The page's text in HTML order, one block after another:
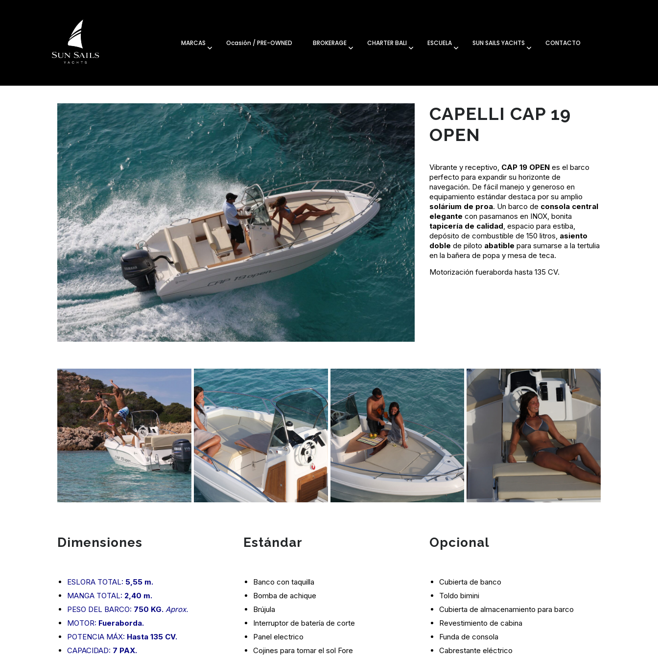
MARCAS Ocasión / PRE-OWNED BROKERAGE CHARTER BALI ESCUELA SUN SAILS YACHTS CONTACTO
CAPELLI CAP 19
OPEN
Vibrante y receptivo, CAP 19 OPEN es el barco
perfecto para expandir su horizonte de
navegación. De fácil manejo y generoso en
equipamiento estándar destaca por su amplio
solárium de proa. Un barco de consola central
elegante con pasamanos en INOX, bonita
tapicería de calidad, espacio para estiba,
depósito de combustible de 150 litros, asiento
doble de piloto abatible para sumarse a la tertulia
en la bañera de popa y mesa de teca.
Motorización fueraborda hasta 135 CV.
Dimensiones
ESLORA TOTAL: 5,55 m.
MANGA TOTAL: 2,40 m.
PESO DEL BARCO: 750 KG. Aprox.
MOTOR: Fueraborda.
POTENCIA MÁX: Hasta 135 CV.
CAPACIDAD: 7 PAX.
Estándar
Banco con taquilla
Bomba de achique
Brújula
Interruptor de batería de corte
Panel electrico
Cojines para tomar el sol Fore
Opcional
Cubierta de banco
Toldo bimini
Cubierta de almacenamiento para barco
Revestimiento de cabina
Funda de consola
Cabrestante eléctrico